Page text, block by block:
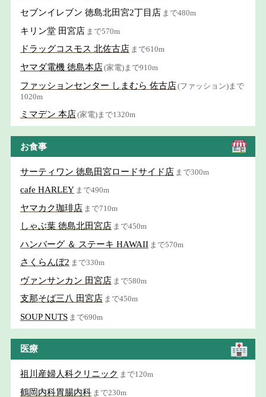
セブンイレブン 徳島北田宮2丁目店 まで480m
キリン堂 田宮店 まで570m
ドラッグコスモス 北佐古店 まで610m
ヤマダ電機 徳島本店(家電)まで910m
ファッションセンター しまむら 佐古店(ファッション)まで
1020m
ミマデン 本店(家電)まで1320m
お食事
サーティワン 徳島田宮ロードサイド店 まで300m
cafe HARLEY まで490m
ヤマカク珈琲店 まで710m
しゃぶ葉 徳島北田宮店 まで450m
ハンバーグ ＆ ステーキ HAWAII まで570m
さくらんぼ2 まで330m
ヴァンサンカン 田宮店 まで580m
支那そば三八 田宮店 まで450m
SOUP NUTS まで690m
医療
祖川産婦人科クリニック まで120m
鶴岡内科胃腸内科 まで230m